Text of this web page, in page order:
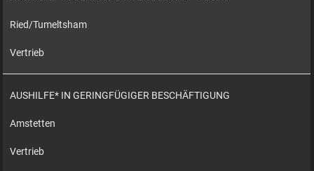
Ried/Tumeltsham
Vertrieb
AUSHILFE* IN GERINGFÜGIGER BESCHÄFTIGUNG
Amstetten
Vertrieb